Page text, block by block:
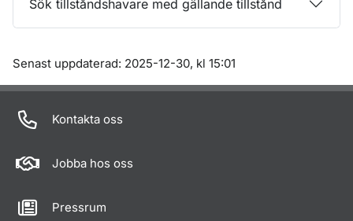
Sök tillståndshavare med gällande tillstånd
Om sidan
Senast uppdaterad: 2025-12-30, kl 15:01
Kontakta oss
Jobba hos oss
Pressrum